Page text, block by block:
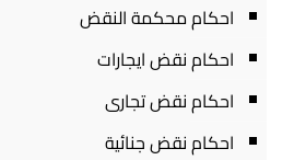
احكام محكمة النقض
احكام نقض ايجارات
احكام نقض تجارى
احكام نقض جنائية